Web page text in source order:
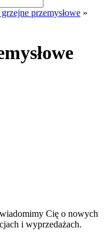
przemysłowe »
Cię o nowych
i wyprzedażach.